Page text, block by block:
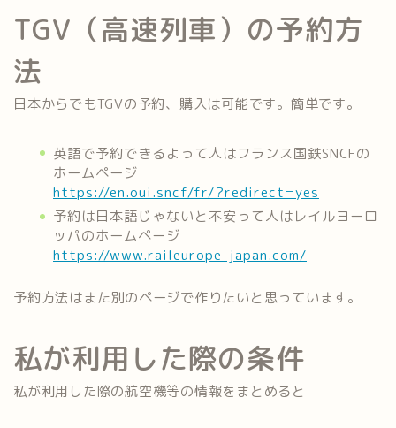
TGV（高速列車）の予約方
法
日本からでもTGVの予約、購入は可能です。簡単です。
英語で予約できるよって人はフランス国鉄SNCFの
ホームページ
https://en.oui.sncf/fr/?redirect=yes
予約は日本語じゃないと不安って人はレイルヨーロ
ッパのホームページ
https://www.raileurope-japan.com/
予約方法はまた別のページで作りたいと思っています。
私が利用した際の条件
私が利用した際の航空機等の情報をまとめると